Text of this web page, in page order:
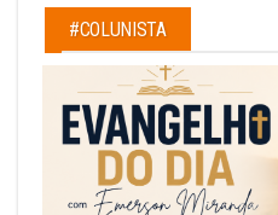
#COLUNISTA